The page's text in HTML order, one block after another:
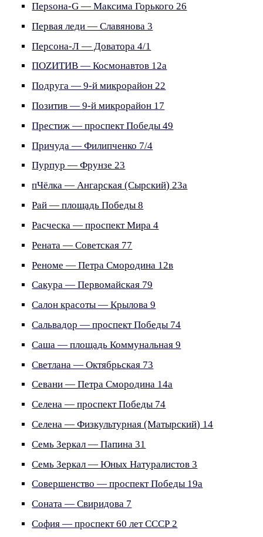
Перsона-G — Максима Горького 26
Первая леди — Славянова 3
Персона-Л — Доватора 4/1
ПОZИТИВ — Космонавтов 12а
Подруга — 9-й микрорайон 22
Позитив — 9-й микрорайон 17
Престиж — проспект Победы 49
Причуда — Филипченко 7/4
Пурпур — Фрунзе 23
пЧёлка — Ангарская (Сырский) 23а
Рай — площадь Победы 8
Расческа — проспект Мира 4
Рената — Советская 77
Реноме — Петра Смородина 12в
Сакура — Первомайская 79
Салон красоты — Крылова 9
Сальвадор — проспект Победы 74
Саша — площадь Коммунальная 9
Светлана — Октябрьская 73
Севани — Петра Смородина 14а
Селена — проспект Победы 74
Селена — Физкультурная (Матырский) 14
Семь Зеркал — Папина 31
Семь Зеркал — Юных Натуралистов 3
Совершенство — проспект Победы 19а
Соната — Свиридова 7
София — проспект 60 лет СССР 2